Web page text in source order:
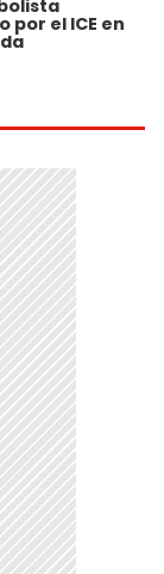
el ICE en